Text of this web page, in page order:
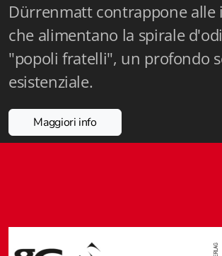
Dürrenmatt contrappone alle
che alimentano la spirale
"popoli fratelli", un profondo
esistenziale.
Maggiori info
Fidia. Artisti dei laghi. Itinerari europei
Fidia. Atti e Documenti
Fidia. Max Museo Chiasso
Fidia. Panoramas - Forces Vives par Jean Petit
Sapiens edizioni